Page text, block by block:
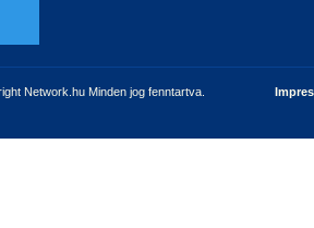
Network.hu Minden jog fenntartva.